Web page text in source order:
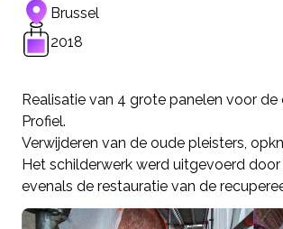
Brussel
2018
Realisatie van 4 grote panelen voor de
Profiel.
Verwijderen van de oude pleisters,
Het schilderwerk werd uitgevoerd door
evenals de restauratie van de